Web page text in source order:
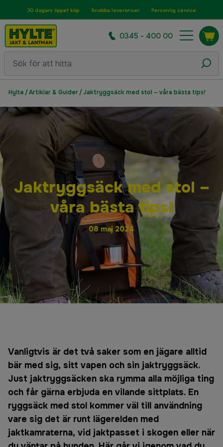
30 dagars öppet köp Snabba leveranser Personlig service
0345 - 400 00
Hylte /Artiklar & Guider/Jaktryggsäck med stol – våra bästa tips!
Jaktryggsäck med stol –
våra bästa tips!
08 maj 2024
Vanligtvis är det två saker som en jägare alltid
bär med sig, sitt vapen och sin jaktryggsäck.
Just jaktryggsäcken ska rymma alla möjliga ting
och får gärna erbjuda en vilande sittplats. En
ryggsäck med stol kommer väl till användning
vare sig det är runt lägerelden med
jaktkamraterna, vid jaktpasset i skogen eller när